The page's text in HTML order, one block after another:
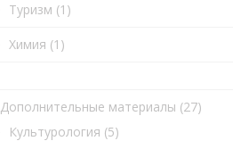
Туризм (1)
Химия (1)
Дополнительные материалы (27)
Культурология (5)